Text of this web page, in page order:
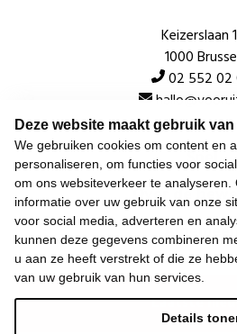
Deze website maakt gebruik
We gebruiken cookies om content en
personaliseren, om functies voor
om ons websiteverkeer te analyseren.
informatie over uw gebruik van onze
voor social media, adverteren en
kunnen deze gegevens combineren
u aan ze heeft verstrekt of die ze
van uw gebruik van hun services.
Details
Keizerslaan
1000
02 552 02
Snel
Over de
Laatste